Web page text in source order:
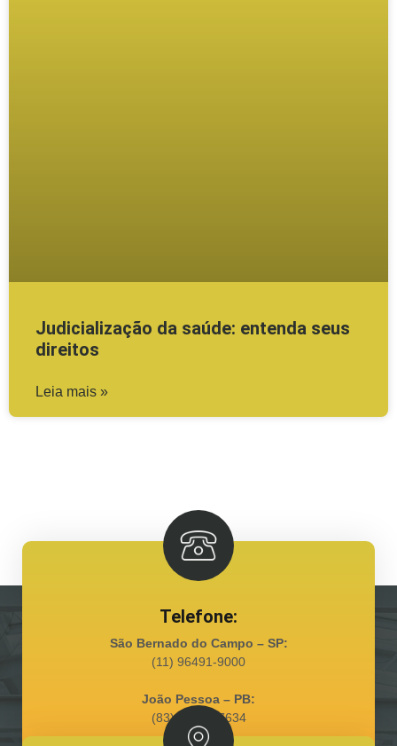
Judicialização da saúde: entenda seus
direitos
Leia mais »
Telefone:
São Bernado do Campo – SP:
(11) 96491-9000
João Pessoa – PB:
(83) 98128-7634